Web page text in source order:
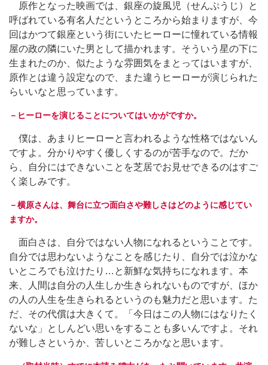
原作となった映画では、銀座の旋風児（せんぷうじ）と
呼ばれている有名人だというところから始まりますが、今
回はかつて銀座という街にいたヒーローに憧れている情報
屋の政の隣にいた男として描かれます。そういう星の下に
生まれたのか、似たような雰囲気をまとってはいますが、
原作とは違う設定なので、また違うヒーローが演じられた
らいいなと思っています。
－ヒーローを演じることについてはいかがですか。
僕は、あまりヒーローと言われるような性格ではないん
ですよ。分かりやすく優しくするのが苦手なので。だか
ら、自分にはできないことを芝居でお見せできるのはすご
く楽しみです。
－横原さんは、舞台に立つ面白さや難しさはどのように感じてい
ますか。
面白さは、自分ではない人物になれるということです。
自分では思わないようなことを感じたり、自分では泣かな
いところでも泣けたり…と新鮮な気持ちになれます。本
来、人間は自分の人生しか生きられないものですが、ほか
の人の人生を生きられるというのも魅力だと思います。た
だ、その代償は大きくて。「今日はこの人物にはなりたく
ないな」としんどい思いをすることも多いんですよ。それ
が難しさというか、苦しいところかなと思います。